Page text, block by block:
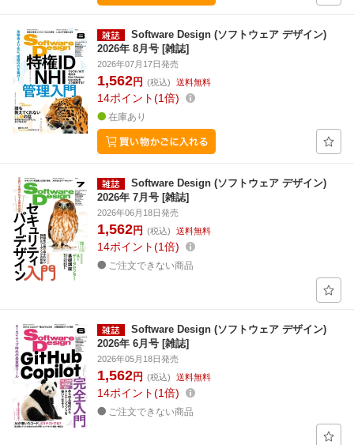
Software Design (ソフトウェア デザイン)
2026年 8月号 [雑誌]
2026年07月17日発売
1,562円 (税込) 送料無料
14ポイント 1倍
在庫あり
Software Design (ソフトウェア デザイン)
2026年 7月号 [雑誌]
2026年06月18日発売
1,562円 (税込) 送料無料
14ポイント 1倍
ご注文できない商品
Software Design (ソフトウェア デザイン)
2026年 6月号 [雑誌]
2026年05月18日発売
1,562円 (税込) 送料無料
14ポイント 1倍
ご注文できない商品